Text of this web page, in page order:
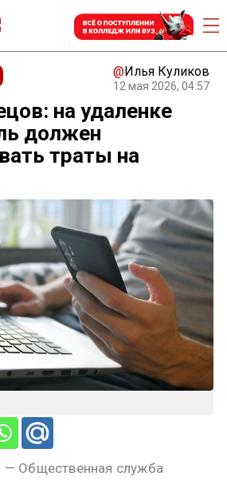
@Илья Куликов
12 мая 2026, 04:57
на удаленке
должен
траты на
— Общественная служба